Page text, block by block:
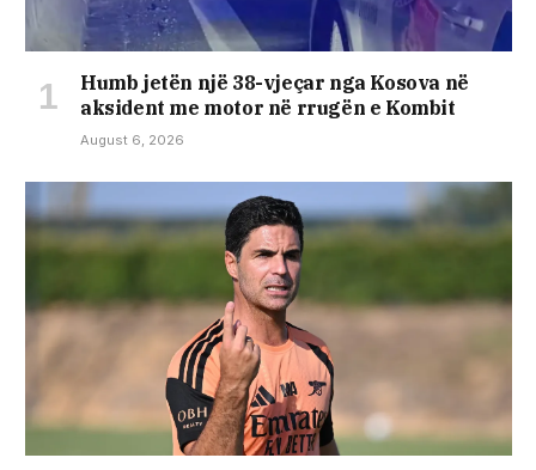
Humb jetën një 38-vjeçar nga Kosova në
aksident me motor në rrugën e Kombit
August 6, 2026